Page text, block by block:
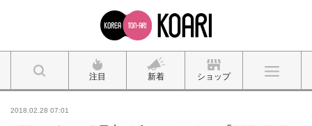
注目 新着 ショップ
2018.02.28 07:01